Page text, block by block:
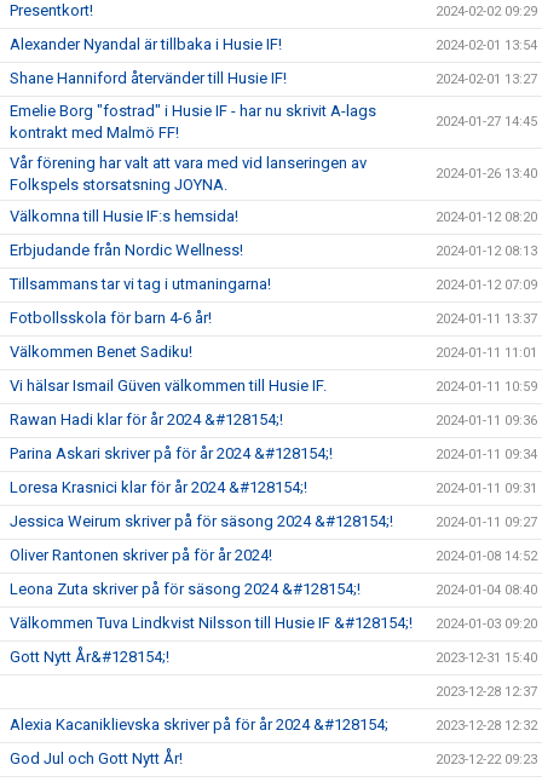
Presentkort! 2024-02-02 09:29
Alexander Nyandal är tillbaka i Husie IF! 2024-02-01 13:54
Shane Hanniford återvänder till Husie IF! 2024-02-01 13:27
Emelie Borg "fostrad" i Husie IF - har nu skrivit A-lags
kontrakt med Malmö FF!
2024-01-27 14:45
Vår förening har valt att vara med vid lanseringen av
Folkspels storsatsning JOYNA.
2024-01-26 13:40
Välkomna till Husie IF:s hemsida! 2024-01-12 08:20
Erbjudande från Nordic Wellness! 2024-01-12 08:13
Tillsammans tar vi tag i utmaningarna! 2024-01-12 07:09
Fotbollsskola för barn 4-6 år! 2024-01-11 13:37
Välkommen Benet Sadiku! 2024-01-11 11:01
Vi hälsar Ismail Güven välkommen till Husie IF. 2024-01-11 10:59
Rawan Hadi klar för år 2024 &#128154;! 2024-01-11 09:36
Parina Askari skriver på för år 2024 &#128154;! 2024-01-11 09:34
Loresa Krasnici klar för år 2024 &#128154;! 2024-01-11 09:31
Jessica Weirum skriver på för säsong 2024 &#128154;! 2024-01-11 09:27
Oliver Rantonen skriver på för år 2024! 2024-01-08 14:52
Leona Zuta skriver på för säsong 2024 &#128154;! 2024-01-04 08:40
Välkommen Tuva Lindkvist Nilsson till Husie IF &#128154;! 2024-01-03 09:20
Gott Nytt År&#128154;! 2023-12-31 15:40
2023-12-28 12:37
Alexia Kacaniklievska skriver på för år 2024 &#128154; 2023-12-28 12:32
God Jul och Gott Nytt År! 2023-12-22 09:23